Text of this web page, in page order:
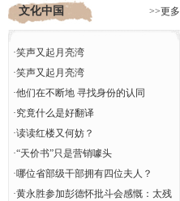
文化中国 >>更多
·笑声又起月亮湾
·笑声又起月亮湾
·他们在不断地 寻找身份的认同
·究竟什么是好翻译
·读读红楼又何妨？
·“天价书”只是营销噱头
·哪位省部级干部拥有四位夫人？
·黄永胜参加彭德怀批斗会感慨：太残